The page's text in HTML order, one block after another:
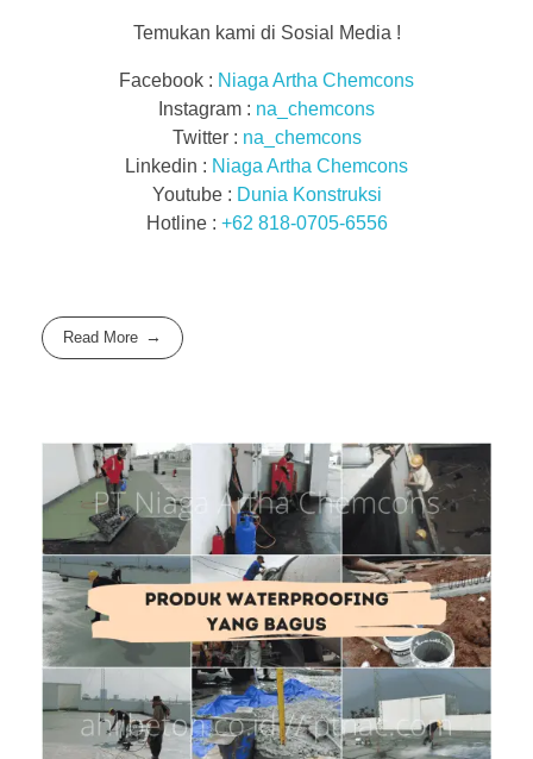
Temukan kami di Sosial Media !
Facebook : Niaga Artha Chemcons
Instagram : na_chemcons
Twitter : na_chemcons
Linkedin : Niaga Artha Chemcons
Youtube : Dunia Konstruksi
Hotline : +62 818-0705-6556
Read More